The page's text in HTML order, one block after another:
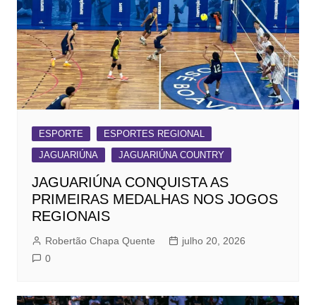
ESPORTE
ESPORTES REGIONAL
JAGUARIÚNA
JAGUARIÚNA COUNTRY
JAGUARIÚNA CONQUISTA AS
PRIMEIRAS MEDALHAS NOS JOGOS
REGIONAIS
Robertão Chapa Quente
julho 20, 2026
0